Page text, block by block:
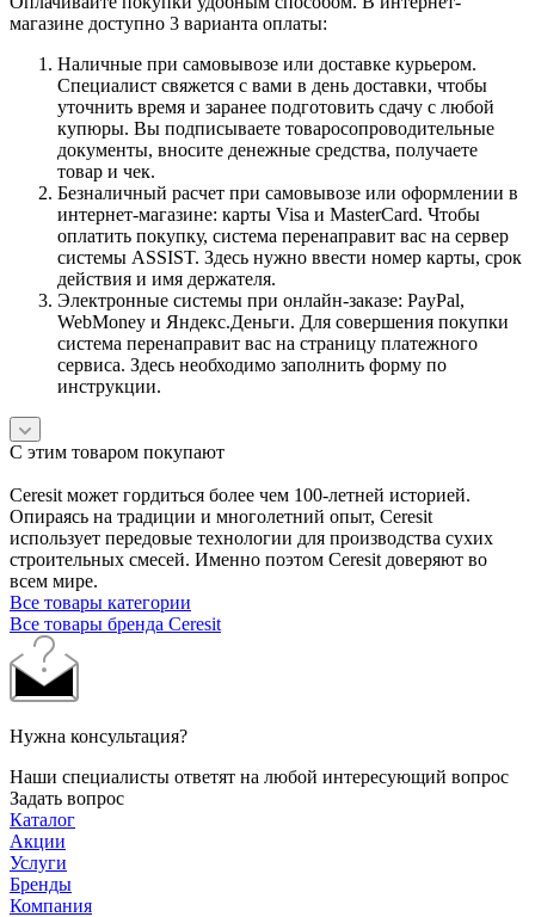
магазине доступно 3 варианта оплаты:
Наличные при самовывозе или доставке курьером.
Специалист свяжется с вами в день доставки, чтобы
уточнить время и заранее подготовить сдачу с любой
купюры. Вы подписываете товаросопроводительные
документы, вносите денежные средства, получаете
товар и чек.
Безналичный расчет при самовывозе или оформлении в
интернет-магазине: карты Visa и MasterCard. Чтобы
оплатить покупку, система перенаправит вас на сервер
системы ASSIST. Здесь нужно ввести номер карты, срок
действия и имя держателя.
Электронные системы при онлайн-заказе: PayPal,
WebMoney и Яндекс.Деньги. Для совершения покупки
система перенаправит вас на страницу платежного
сервиса. Здесь необходимо заполнить форму по
инструкции.
С этим товаром покупают
Ceresit может гордиться более чем 100-летней историей.
Опираясь на традиции и многолетний опыт, Ceresit
использует передовые технологии для производства сухих
строительных смесей. Именно поэтом Ceresit доверяют во
всем мире.
Все товары категории
Все товары бренда Ceresit
Нужна консультация?
Наши специалисты ответят на любой интересующий вопрос
Задать вопрос
Каталог
Акции
Услуги
Бренды
Компания